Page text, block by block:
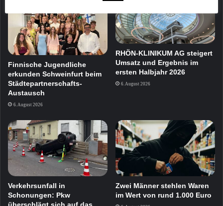
Finnische Jugendliche
erkunden Schweinfurt beim
Städtepartnerschafts-
Austausch
6. August 2026
RHÖN-KLINIKUM AG steigert
Umsatz und Ergebnis im
ersten Halbjahr 2026
6. August 2026
Verkehrsunfall in
Schonungen: Pkw
überschlägt sich auf das
Zwei Männer stehlen Waren
im Wert von rund 1.000 Euro